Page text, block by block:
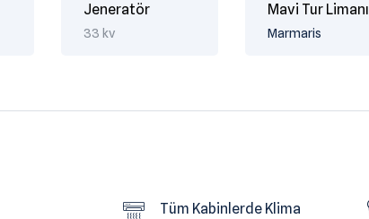
Jeneratör
33 kv
Mavi Tur Limanı
Marmaris
Tüm Kabinlerde Klima